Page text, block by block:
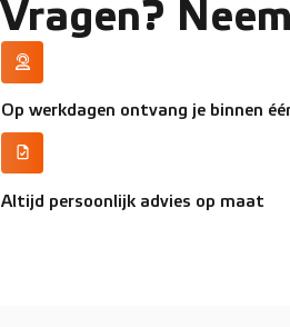
Vragen?
Op werkdagen ontvang je binnen
Altijd persoonlijk advies op maat